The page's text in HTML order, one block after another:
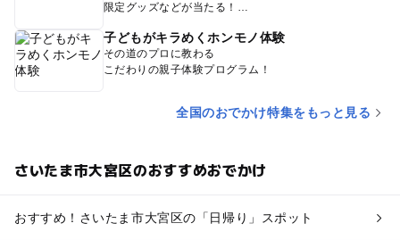
限定グッズなどが当たる！
子どもがキラめくホンモノ体験
その道のプロに教わる
こだわりの親子体験プログラム！
全国のおでかけ特集をもっと見る
さいたま市大宮区のおすすめおでかけ
おすすめ！さいたま市大宮区の「日帰り」スポット